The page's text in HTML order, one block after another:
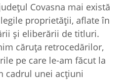
Covasna mai există
proprietăţii, aflate în
şi eliberării de titluri.
căruţa retrocedărilor,
pe care le-am făcut la
cadrul unei acţiuni